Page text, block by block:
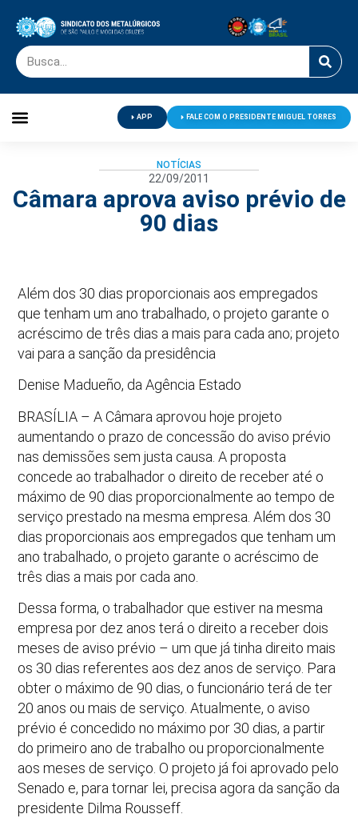
APP FALE COM O PRESIDENTE MIGUEL TORRES
NOTÍCIAS
22/09/2011
Câmara aprova aviso prévio de
90 dias
Além dos 30 dias proporcionais aos empregados
que tenham um ano trabalhado, o projeto garante o
acréscimo de três dias a mais para cada ano; projeto
vai para a sanção da presidência
Denise Madueño, da Agência Estado
BRASÍLIA – A Câmara aprovou hoje projeto
aumentando o prazo de concessão do aviso prévio
nas demissões sem justa causa. A proposta
concede ao trabalhador o direito de receber até o
máximo de 90 dias proporcionalmente ao tempo de
serviço prestado na mesma empresa. Além dos 30
dias proporcionais aos empregados que tenham um
ano trabalhado, o projeto garante o acréscimo de
três dias a mais por cada ano.
Dessa forma, o trabalhador que estiver na mesma
empresa por dez anos terá o direito a receber dois
meses de aviso prévio – um que já tinha direito mais
os 30 dias referentes aos dez anos de serviço. Para
obter o máximo de 90 dias, o funcionário terá de ter
20 anos ou mais de serviço. Atualmente, o aviso
prévio é concedido no máximo por 30 dias, a partir
do primeiro ano de trabalho ou proporcionalmente
aos meses de serviço. O projeto já foi aprovado pelo
Senado e, para tornar lei, precisa agora da sanção da
presidente Dilma Rousseff.